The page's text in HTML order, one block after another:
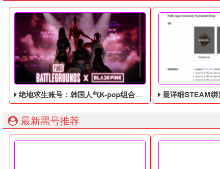
绝地求生账号：韩国人气K-pop组合Blackpink联动，活动将于8月8日至9月7日举行 最详细STEAM绑定全球账号以
最新黑号推荐